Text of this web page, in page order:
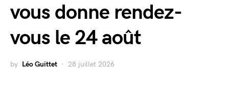
vous donne rendez-
vous le 24 août
by Léo Guittet 28 juillet 2026